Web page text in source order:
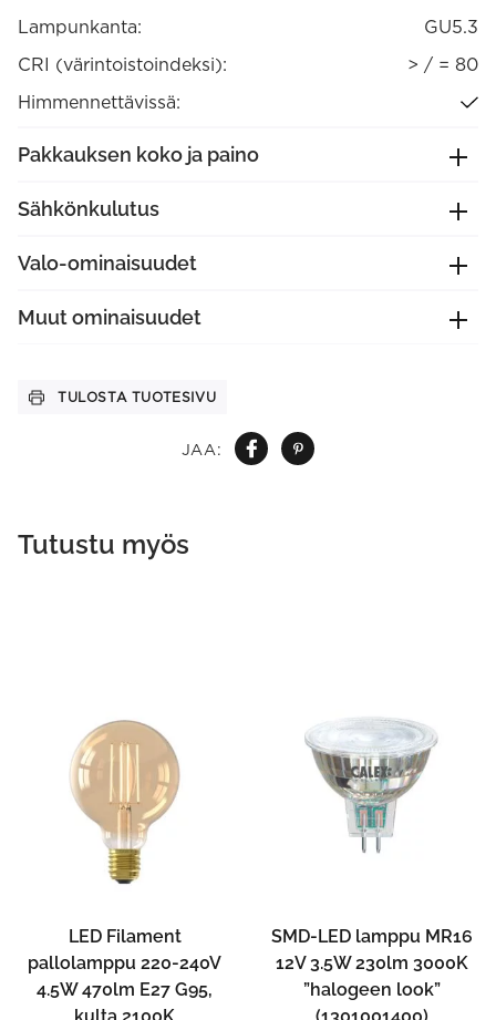
JAA:
Lampunkanta:
GU5.3
CRI (värintoistoindeksi):
> / = 80
Himmennettävissä:
Pakkauksen koko ja paino
Sähkönkulutus
Valo-ominaisuudet
Muut ominaisuudet
TULOSTA TUOTESIVU
Tutustu myös
LED Filament
pallolamppu 220-240V
4.5W 470lm E27 G95,
SMD-LED lamppu MR16
12V 3.5W 230lm 3000K
”halogeen look”